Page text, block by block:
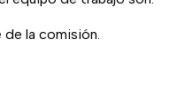
de la comisión.